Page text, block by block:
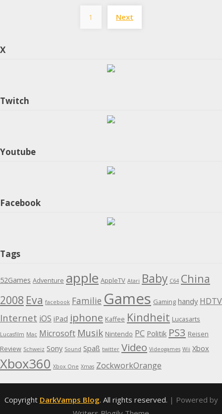
Posts
pagination
1 Next
X
Twitch
Youtube
Facebook
Tags
52Games Adventure apple AppleTV Atari Baby C64 China
2008 Eva facebook Familie Games Gaming handy HDTV
Internet iOS iPad iphone Kaffee Kindheit Lucasarts
Lucasfilm Mac Microsoft Musik Nintendo PC Politik PS3 Reisen
Review Schweiz Sony Sound Spaß twitter Video Videogames Wii Xbox
Xbox360 Xbox One Xmas ZockworkOrange
Copyright DarkVamps Blog. All rights reserved. | Powered by